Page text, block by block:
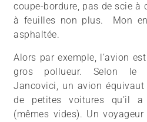
coupe-bordure, pas de scie à
à feuilles non plus. Mon
asphaltée.
Alors par exemple, l’avion
gros pollueur. Selon le
Jancovici, un avion
de petites voitures qu’il a
(mêmes vides). Un